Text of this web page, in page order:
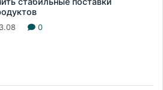
0